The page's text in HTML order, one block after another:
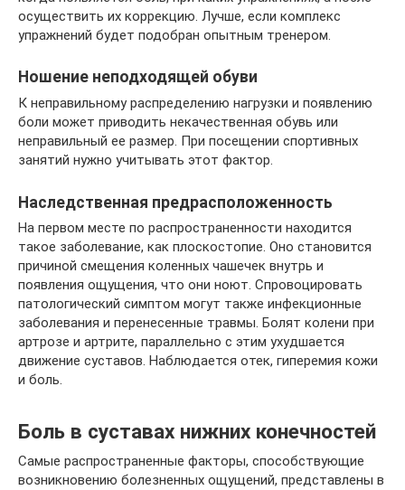
осуществить их коррекцию. Лучше, если комплекс
упражнений будет подобран опытным тренером.
Ношение неподходящей обуви
К неправильному распределению нагрузки и появлению
боли может приводить некачественная обувь или
неправильный ее размер. При посещении спортивных
занятий нужно учитывать этот фактор.
Наследственная предрасположенность
На первом месте по распространенности находится
такое заболевание, как плоскостопие. Оно становится
причиной смещения коленных чашечек внутрь и
появления ощущения, что они ноют. Спровоцировать
патологический симптом могут также инфекционные
заболевания и перенесенные травмы. Болят колени при
артрозе и артрите, параллельно с этим ухудшается
движение суставов. Наблюдается отек, гиперемия кожи
и боль.
Боль в суставах нижних конечностей
Самые распространенные факторы, способствующие
возникновению болезненных ощущений, представлены в